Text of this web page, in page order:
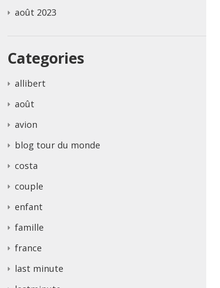
août 2023
Categories
allibert
août
avion
blog tour du monde
costa
couple
enfant
famille
france
last minute